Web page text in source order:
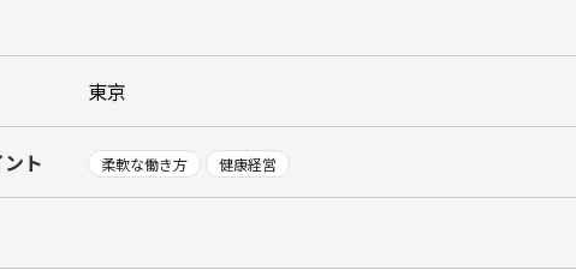
東京
ト 柔軟な働き方 健康経営